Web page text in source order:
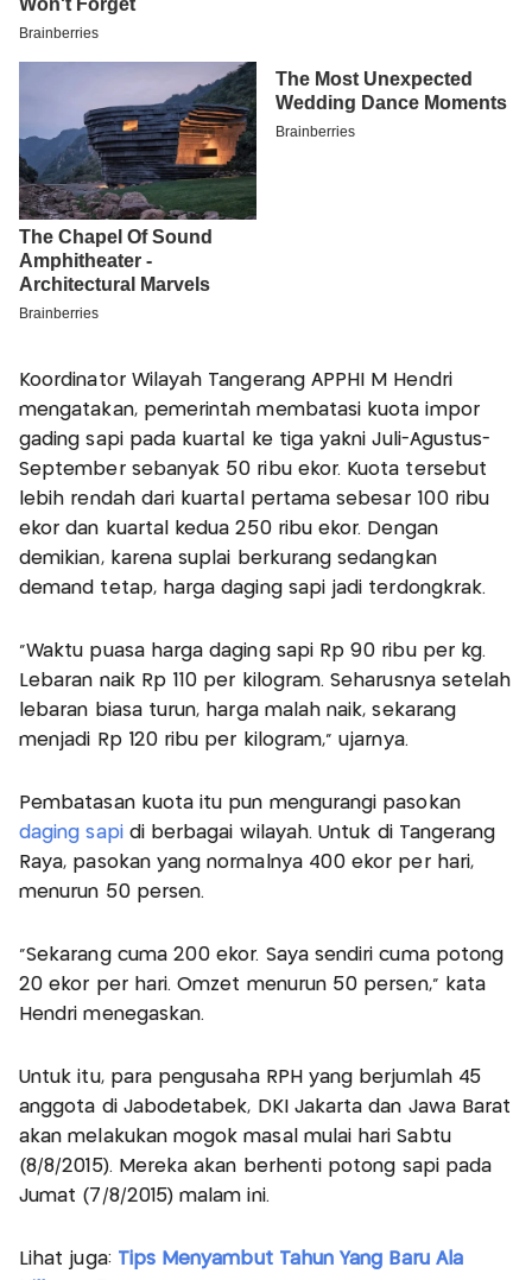
Koordinator Wilayah Tangerang APPHI M Hendri
mengatakan, pemerintah membatasi kuota impor
gading sapi pada kuartal ke tiga yakni Juli-Agustus-
September sebanyak 50 ribu ekor. Kuota tersebut
lebih rendah dari kuartal pertama sebesar 100 ribu
ekor dan kuartal kedua 250 ribu ekor. Dengan
demikian, karena suplai berkurang sedangkan
demand tetap, harga daging sapi jadi terdongkrak.
"Waktu puasa harga daging sapi Rp 90 ribu per kg.
Lebaran naik Rp 110 per kilogram. Seharusnya setelah
lebaran biasa turun, harga malah naik, sekarang
menjadi Rp 120 ribu per kilogram," ujarnya.
Pembatasan kuota itu pun mengurangi pasokan
daging sapi di berbagai wilayah. Untuk di Tangerang
Raya, pasokan yang normalnya 400 ekor per hari,
menurun 50 persen.
"Sekarang cuma 200 ekor. Saya sendiri cuma potong
20 ekor per hari. Omzet menurun 50 persen," kata
Hendri menegaskan.
Untuk itu, para pengusaha RPH yang berjumlah 45
anggota di Jabodetabek, DKI Jakarta dan Jawa Barat
akan melakukan mogok masal mulai hari Sabtu
(8/8/2015). Mereka akan berhenti potong sapi pada
Jumat (7/8/2015) malam ini.
Lihat juga: Tips Menyambut Tahun Yang Baru Ala